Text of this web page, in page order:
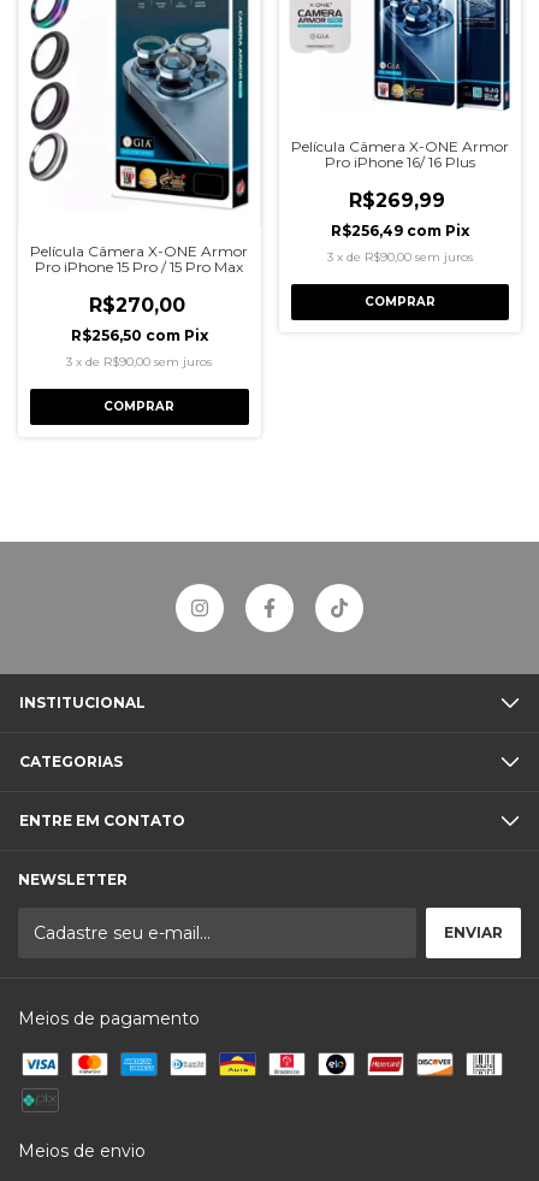
Película Câmera X-ONE Armor
Pro iPhone 15 Pro / 15 Pro Max
R$270,00
R$256,50 com Pix
3 xde R$90,00 sem juros
COMPRAR
Película Câmera X-ONE Armor
Pro iPhone 16/ 16 Plus
R$269,99
R$256,49 com Pix
3 x de R$90,00 sem juros
COMPRAR
INSTITUCIONAL
CATEGORIAS
ENTRE EM CONTATO
NEWSLETTER
Meios de pagamento
Meios de envio